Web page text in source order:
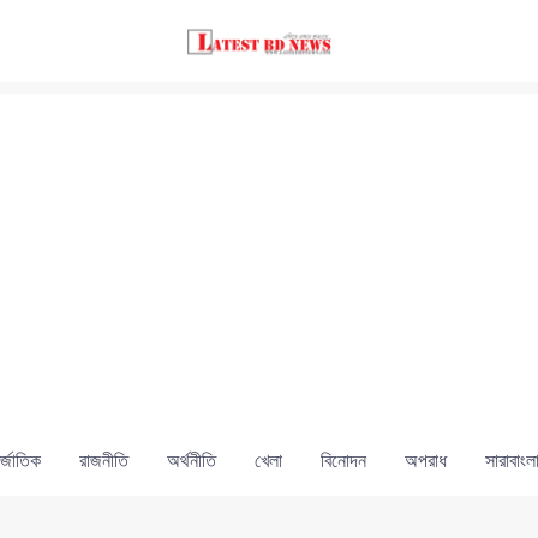
রাজনীতি অর্থনীতি খেলা বিনোদন অপরাধ সারাবাংলা